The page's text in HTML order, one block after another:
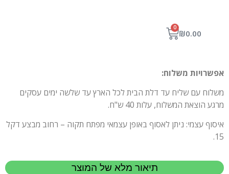
₪0.00
0
אפשרויות משלוח:
משלוח עם שליח עד דלת הבית לכל הארץ עד שלשה ימים עסקים
מרגע הוצאת המשלוח, עלות 40 ש"ח.
איסוף עצמי: ניתן לאסוף באופן עצמאי מפתח תקוה – רחוב מבצע דקל
15.
תיאור מלא של המוצר